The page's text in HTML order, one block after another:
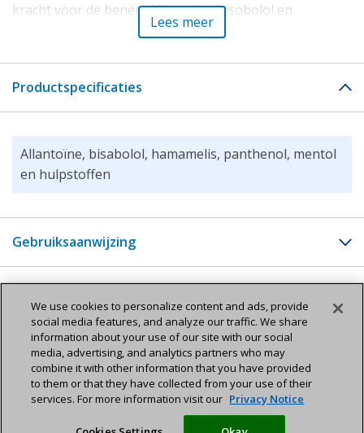
kracht voor de benen. Allantoïne, bisobolol en
panthenol werken weldadig bij zichtbare rodatjes en
andere huidverkleuringen op de benen. Specifieke
plantenextracten en hamamelisextract zorgen ervoor
dat de elasticiteit van de benen behouden blijft,
verzachten irritatie en werken mild adstringerend.
Gehwol Been-Balsem zorgt voor een mooie, gladde en
zachte huid. Een lichte massage geeft direct een
prachtig glad en soepel.
Belangrijk: Gewhol Been-Balsem wordt speciaal
aanbevolen bij vermoeide benen tijdens de
zwangerschap.
Bijwerkingen
In zeer zeldzame gevallen kan er overgevoeligheid voor
Lees meer
Productspecificaties
Allantoïne, bisabolol, hamamelis, panthenol, mentol
en hulpstoffen
Gebruiksaanwijzing
1-2 maal per dag de huid goed inwrijven.
We use cookies to personalize content and ads, provide
social media features, and analyze our traffic. We share
information about your use of our site with our social
media, advertising, and analytics partners who may
combine it with other information that you have provided
to them or that they have collected from your use of their
services. For more information visit our Privacy Notice